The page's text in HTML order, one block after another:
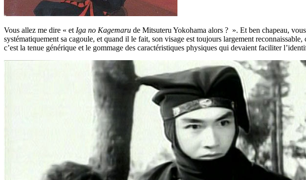
Vous allez me dire « et Iga no Kagemaru de Mitsuteru Yokohama alors ? ». Et ben chapeau,
systématiquement sa cagoule, et quand il le fait, son visage est toujours largement
c’est la tenue générique et le gommage des caractéristiques physiques qui devaient faciliter